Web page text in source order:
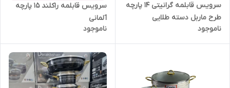
سرویس قابلمه گرانیتی ۱۴ پارچه
طرح ماربل دسته طلایی
ناموجود
سرویس قابلمه راکلند ۱۵ پارچه
آلمانی
ناموجود